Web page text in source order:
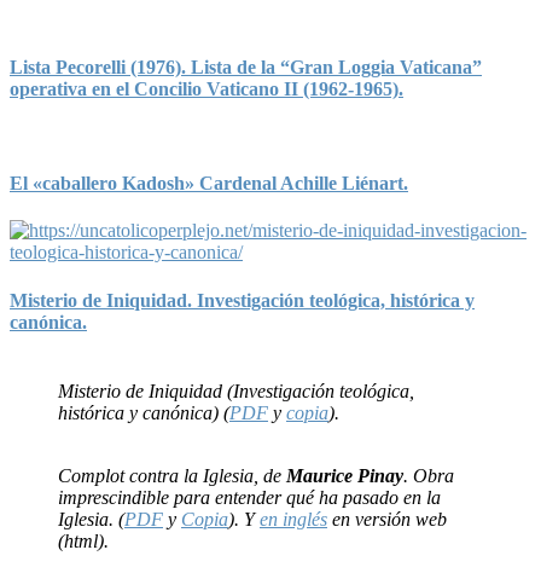
Lista Pecorelli (1976). Lista de la “Gran Loggia Vaticana”
operativa en el Concilio Vaticano II (1962-1965).
El «caballero Kadosh» Cardenal Achille Liénart.
Misterio de Iniquidad. Investigación teológica, histórica y
canónica.
Misterio de Iniquidad (Investigación teológica,
histórica y canónica) (PDF y copia).
Complot contra la Iglesia, de Maurice Pinay. Obra
imprescindible para entender qué ha pasado en la
Iglesia. (PDF y Copia). Yen inglés en versión web
(html).